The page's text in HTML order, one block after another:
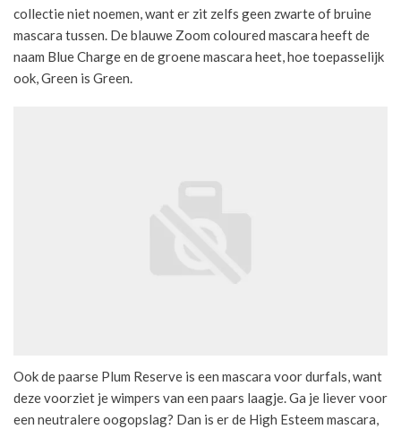
collectie niet noemen, want er zit zelfs geen zwarte of bruine
mascara tussen. De blauwe Zoom coloured mascara heeft de
naam Blue Charge en de groene mascara heet, hoe toepasselijk
ook, Green is Green.
Ook de paarse Plum Reserve is een mascara voor durfals, want
deze voorziet je wimpers van een paars laagje. Ga je liever voor
een neutralere oogopslag? Dan is er de High Esteem mascara,